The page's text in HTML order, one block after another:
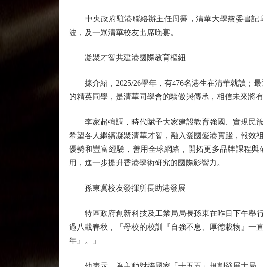
中央政府駐港聯絡辦主任周霽，清華大學黨委書記
波，及一眾清華校友出席晚宴。
凝聚才智共建港國際教育樞紐
據介紹，2025/26學年，有476名港生在清華就讀；最
的精英同學，是清華同學會的驕傲與傳承，相信未來將
李家超強調，時代賦予大家建設教育強國、實現民族
希望各人繼續凝聚清華才智，融入愛國愛港實踐，報效
優勢和豐富經驗，善用全球網絡，開拓更多品牌課程
用，進一步提升香港學術研究的國際影響力。
孫東冀校友發揮所長助港發展
特區政府創新科技及工業局局長孫東在昨日下午舉行
過八載春秋，「母校的校訓『自強不息、厚德載物』一
年』。」